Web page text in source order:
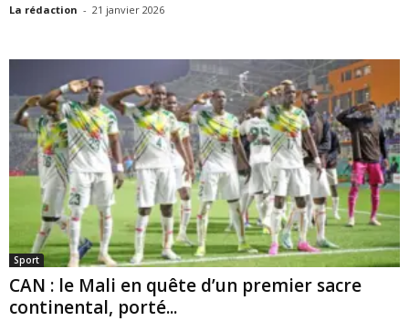
La rédaction - 21 janvier 2026
Sport
CAN : le Mali en quête d’un premier sacre
continental, porté...